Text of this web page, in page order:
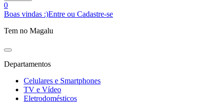
0
Boas vindas :)Entre ou Cadastre-se
Tem no Magalu
Departamentos
Celulares e Smartphones
TV e Vídeo
Eletrodomésticos